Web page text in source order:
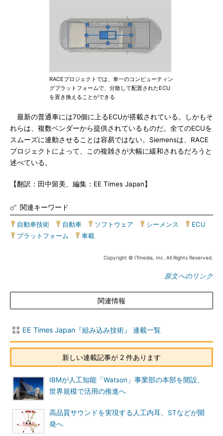
RACEプロジェクトでは、単一のコンピューティン
グプラットフォームで、分散して配置されたECU
を置き換えることができる
最新の普通車には70個に上るECUが搭載されている。しかもそ
れらは、複数ベンダーから提供されているものだ。全てのECUを
スムーズに連動させることは容易ではない。Siemensは、RACE
プロジェクトによって、この複雑さが大幅に緩和されるだろうと
述べている。
【翻訳：田中留美、編集：EE Times Japan】
関連キーワード
自動車技術 自動車 ソフトウェア シーメンス ECU
プラットフォーム
車載
Copyright © ITmedia, Inc. All Rights Reserved.
原文へのリンク
関連情報
EE Times Japan『組み込み技術』 連載一覧
新しい連載記事が 2 件あります
IBMが人工知能「Watson」事業部の本部を開設、
世界規模で活用の推進へ
高品質サウンドを実現する人工内耳、STなどが開
発へ